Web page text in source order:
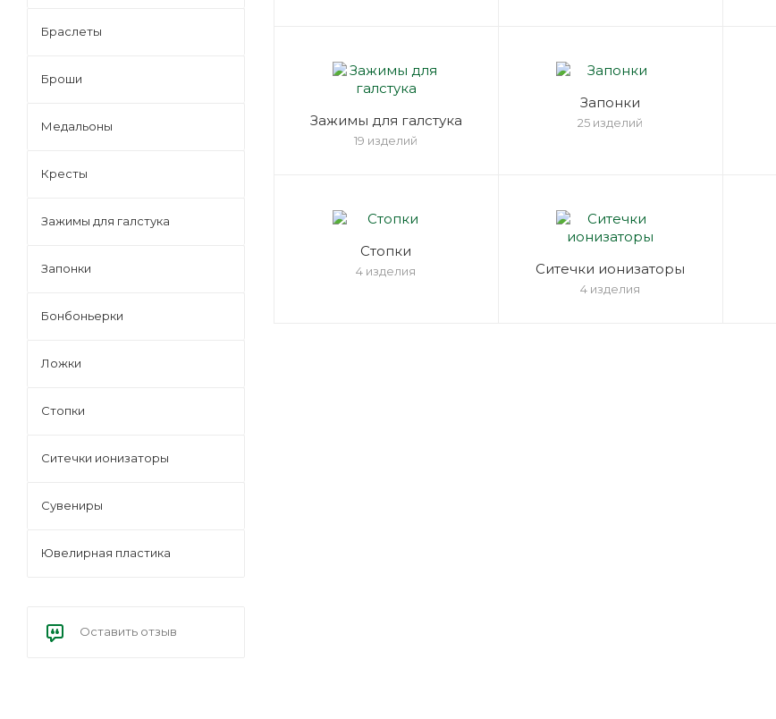
Зажимы для галстука
19 изделий
Запонки
25 изделий
Стопки
4 изделия Ситечки ионизаторы
4 изделия
Браслеты
Броши
Медальоны
Кресты
Зажимы для галстука
Запонки
Бонбоньерки
Ложки
Стопки
Ситечки ионизаторы
Cувениры
Ювелирная пластика
Оставить отзыв